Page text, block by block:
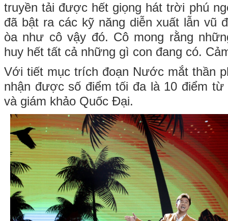
truyền tải được hết giọng hát trời phú
đã bật ra các kỹ năng diễn xuất lẫn vũ
òa như cô vậy đó. Cô mong rằng
huy hết tất cả những gì con đang có.
Với tiết mục trích đoạn Nước mắt thần
nhận được số điểm tối đa là 10 điểm từ
và giám khảo Quốc Đại.